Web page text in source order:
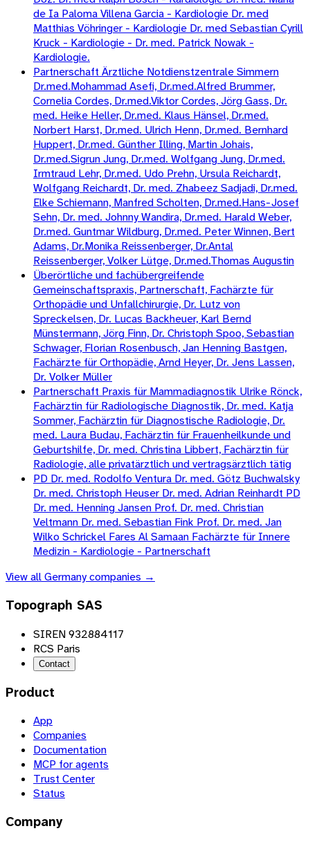
de Ia Paloma Villena Garcia - Kardiologie Dr. med
Matthias Vöhringer - Kardiologie Dr. med Sebastian Cyrill
Kruck - Kardiologie - Dr. med. Patrick Nowak -
Kardiologie.
Partnerschaft Ärztliche Notdienstzentrale Simmern
Dr.med.Mohammad Asefi, Dr.med.Alfred Brummer,
Cornelia Cordes, Dr.med.Viktor Cordes, Jörg Gass, Dr.
med. Heike Heller, Dr.med. Klaus Hänsel, Dr.med.
Norbert Harst, Dr.med. Ulrich Henn, Dr.med. Bernhard
Huppert, Dr.med. Günther Illing, Martin Johais,
Dr.med.Sigrun Jung, Dr.med. Wolfgang Jung, Dr.med.
Irmtraud Lehr, Dr.med. Udo Prehn, Ursula Reichardt,
Wolfgang Reichardt, Dr. med. Zhabeez Sadjadi, Dr.med.
Elke Schiemann, Manfred Scholten, Dr.med.Hans-Josef
Sehn, Dr. med. Johnny Wandira, Dr.med. Harald Weber,
Dr.med. Guntmar Wildburg, Dr.med. Peter Winnen, Bert
Adams, Dr.Monika Reissenberger, Dr.Antal
Reissenberger, Volker Lütge, Dr.med.Thomas Augustin
Überörtliche und fachübergreifende
Gemeinschaftspraxis, Partnerschaft, Fachärzte für
Orthopädie und Unfallchirurgie, Dr. Lutz von
Spreckelsen, Dr. Lucas Backheuer, Karl Bernd
Münstermann, Jörg Finn, Dr. Christoph Spoo, Sebastian
Schwager, Florian Rosenbusch, Jan Henning Bastgen,
Fachärzte für Orthopädie, Arnd Heyer, Dr. Jens Lassen,
Dr. Volker Müller
Partnerschaft Praxis für Mammadiagnostik Ulrike Rönck,
Fachärztin für Radiologische Diagnostik, Dr. med. Katja
Sommer, Fachärztin für Diagnostische Radiologie, Dr.
med. Laura Budau, Fachärztin für Frauenheilkunde und
Geburtshilfe, Dr. med. Christina Libbert, Fachärztin für
Radiologie, alle privatärztlich und vertragsärztlich tätig
PD Dr. med. Rodolfo Ventura Dr. med. Götz Buchwalsky
Dr. med. Christoph Heuser Dr. med. Adrian Reinhardt PD
Dr. med. Henning Jansen Prof. Dr. med. Christian
Veltmann Dr. med. Sebastian Fink Prof. Dr. med. Jan
Wilko Schrickel Fares Al Samaan Fachärzte für Innere
Medizin - Kardiologie - Partnerschaft
View allGermanycompanies →
Topograph SAS
SIREN 932884117
RCS Paris
Contact
Product
App
Companies
Documentation
MCP for agents
Trust Center
Status
Company